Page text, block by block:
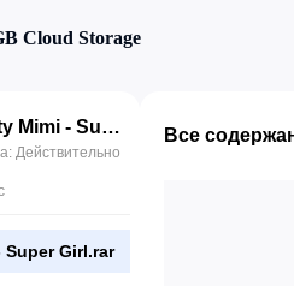
Cloud Storage
ClubNewCity Mimi - Super Girl.rar
Действительно
Super Girl.rar
Все